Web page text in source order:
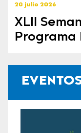
20 julio 2026
XLII
Programa